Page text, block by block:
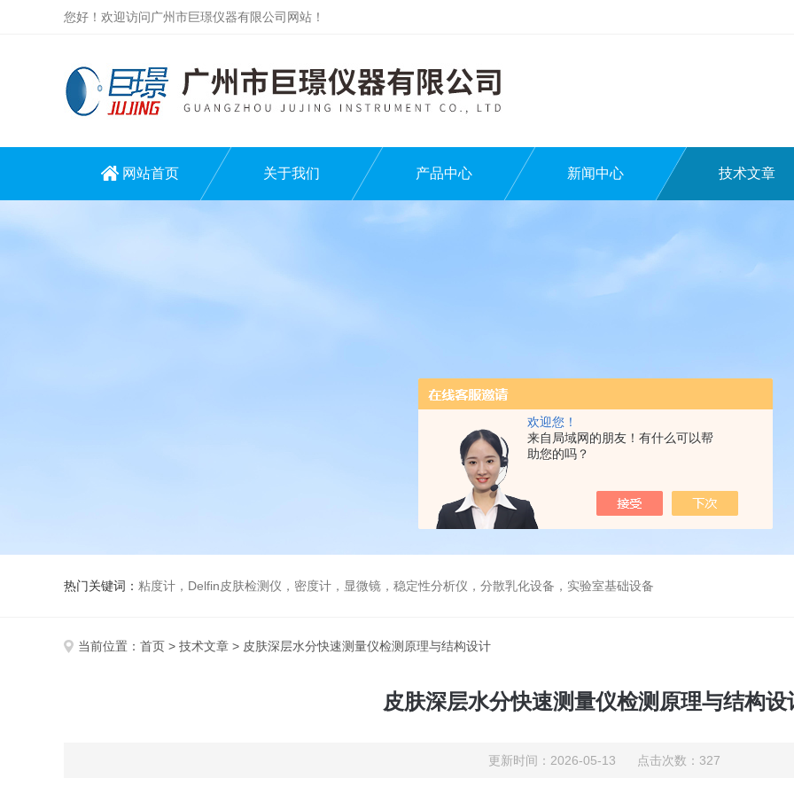
欢迎您！
来自局域网的朋友！有什么可以帮
助您的吗？
您好！欢迎访问广州市巨璟仪器有限公司网站！
网站首页 关于我们 产品中心 新闻中心 技术文章
热门关键词： 粘度计，Delfin皮肤检测仪，密度计，显微镜，稳定性分析仪，分散乳化设备，实验室基础设备
当前位置： 首页 > 技术文章 > 皮肤深层水分快速测量仪检测原理与结构设计
皮肤深层水分快速测量仪检测原理与结构设
更新时间：2026-05-13 点击次数：327